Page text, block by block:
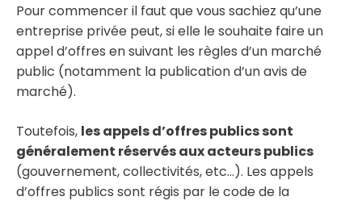
Pour commencer il faut que vous sachiez qu’une
entreprise privée peut, si elle le souhaite faire un
appel d’offres en suivant les règles d’un marché
public (notamment la publication d’un avis de
marché).
Toutefois, les appels d’offres publics sont
généralement réservés aux acteurs publics
(gouvernement, collectivités, etc…). Les appels
d’offres publics sont régis par le code de la